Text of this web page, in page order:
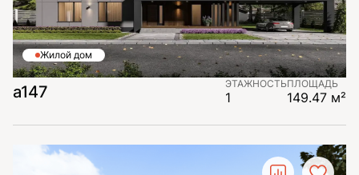
Жилой дом
a147 ЭТАЖНОСТЬ
1
ПЛОЩАДЬ
149.47 м²